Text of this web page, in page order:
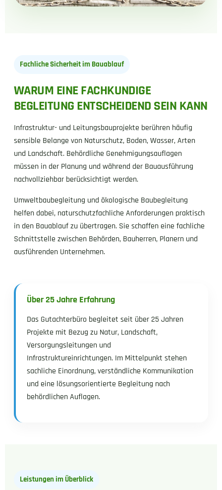
Fachliche Sicherheit im Bauablauf
WARUM EINE FACHKUNDIGE
BEGLEITUNG ENTSCHEIDEND SEIN KANN
Infrastruktur- und Leitungsbauprojekte berühren häufig
sensible Belange von Naturschutz, Boden, Wasser, Arten
und Landschaft. Behördliche Genehmigungsauflagen
müssen in der Planung und während der Bauausführung
nachvollziehbar berücksichtigt werden.
Umweltbaubegleitung und ökologische Baubegleitung
helfen dabei, naturschutzfachliche Anforderungen praktisch
in den Bauablauf zu übertragen. Sie schaffen eine fachliche
Schnittstelle zwischen Behörden, Bauherren, Planern und
ausführenden Unternehmen.
Über 25 Jahre Erfahrung
Das Gutachterbüro begleitet seit über 25 Jahren
Projekte mit Bezug zu Natur, Landschaft,
Versorgungsleitungen und
Infrastruktureinrichtungen. Im Mittelpunkt stehen
sachliche Einordnung, verständliche Kommunikation
und eine lösungsorientierte Begleitung nach
behördlichen Auflagen.
Leistungen im Überblick